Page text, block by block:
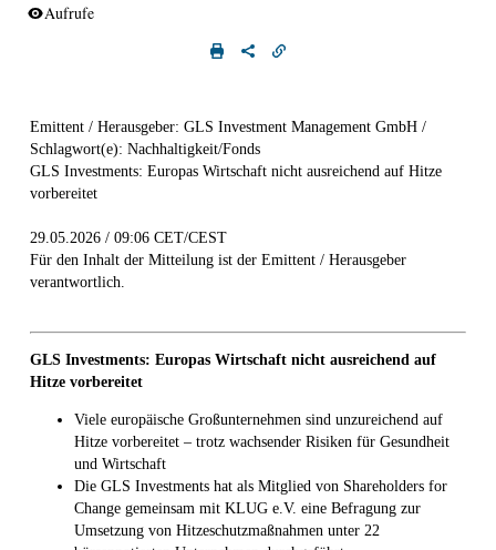
Aufrufe
Emittent / Herausgeber: GLS Investment Management GmbH /
Schlagwort(e): Nachhaltigkeit/Fonds
GLS Investments: Europas Wirtschaft nicht ausreichend auf Hitze
vorbereitet
29.05.2026 / 09:06 CET/CEST
Für den Inhalt der Mitteilung ist der Emittent / Herausgeber
verantwortlich.
GLS Investments: Europas Wirtschaft nicht ausreichend auf
Hitze vorbereitet
Viele europäische Großunternehmen sind unzureichend auf
Hitze vorbereitet – trotz wachsender Risiken für Gesundheit
und Wirtschaft
Die GLS Investments hat als Mitglied von Shareholders for
Change gemeinsam mit KLUG e.V. eine Befragung zur
Umsetzung von Hitzeschutzmaßnahmen unter 22